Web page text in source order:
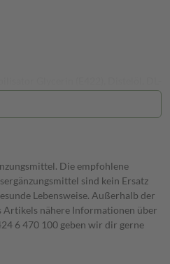
von Speisefettsäuren
L., Zinkoxid, Emulgator
Die empfohlene
sind kein Ersatz
Lebensweise. Außerhalb der
Artikels nähere Informationen über
6 470 100 geben wir dir gerne